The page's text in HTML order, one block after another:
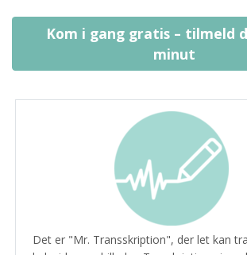
Kom i gang gratis – tilmeld
minut
Det er "Mr. Transskription", der let kan